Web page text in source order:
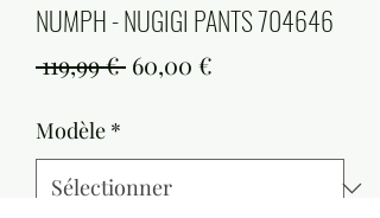
NUMPH - NUGIGI PANTS 704646
119,99 € Prix
60,00 €
Modèle *